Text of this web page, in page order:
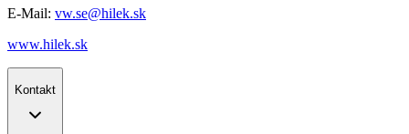
E-Mail: vw.se@hilek.sk
www.hilek.sk
Kontakt